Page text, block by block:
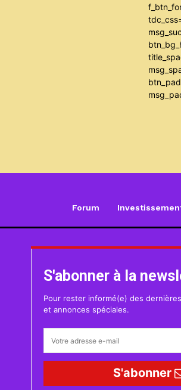
Forum
S'abonner à la
Pour rester informé(e) des
et annonces spéciales.
S'abonner